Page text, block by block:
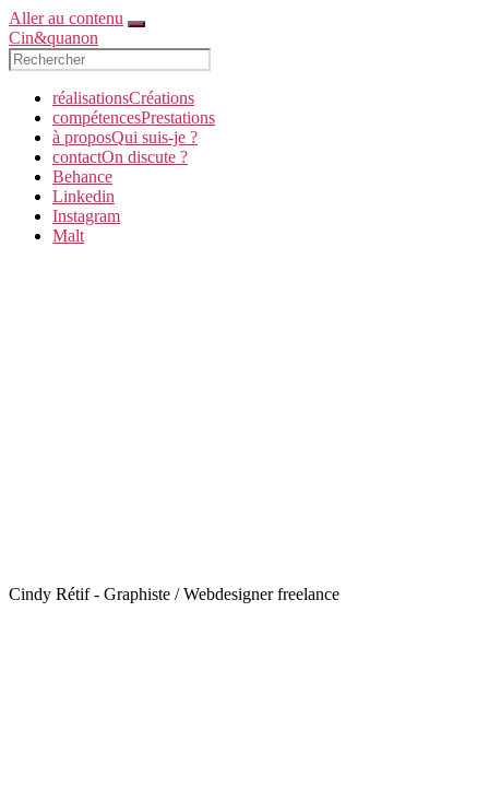
Aller au contenu
Cin&quanon
réalisationsCréations
compétencesPrestations
à proposQui suis-je ?
contactOn discute ?
Behance
Linkedin
Instagram
Malt
Cindy Rétif - Graphiste / Webdesigner freelance